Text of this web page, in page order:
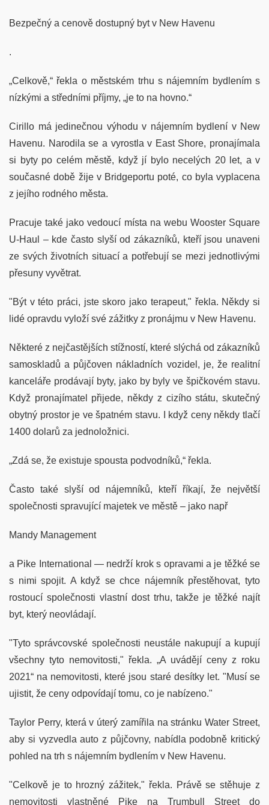
Bezpečný a cenově dostupný byt v New Havenu
.
„Celkově,“ řekla o městském trhu s nájemním bydlením s
nízkými a středními příjmy, „je to na hovno.“
Cirillo má jedinečnou výhodu v nájemním bydlení v New
Havenu. Narodila se a vyrostla v East Shore, pronajímala
si byty po celém městě, když jí bylo necelých 20 let, a v
současné době žije v Bridgeportu poté, co byla vyplacena
z jejího rodného města.
Pracuje také jako vedoucí místa na webu Wooster Square
U-Haul – kde často slyší od zákazníků, kteří jsou unaveni
ze svých životních situací a potřebují se mezi jednotlivými
přesuny vyvětrat.
"Být v této práci, jste skoro jako terapeut," řekla. Někdy si
lidé opravdu vyloží své zážitky z pronájmu v New Havenu.
Některé z nejčastějších stížností, které slýchá od zákazníků
samoskladů a půjčoven nákladních vozidel, je, že realitní
kanceláře prodávají byty, jako by byly ve špičkovém stavu.
Když pronajímatel přijede, někdy z cizího státu, skutečný
obytný prostor je ve špatném stavu. I když ceny někdy tlačí
1400 dolarů za jednoložnici.
„Zdá se, že existuje spousta podvodníků,“ řekla.
Často také slyší od nájemníků, kteří říkají, že největší
společnosti spravující majetek ve městě – jako např
Mandy Management
a Pike International — nedrží krok s opravami a je těžké se
s nimi spojit. A když se chce nájemník přestěhovat, tyto
rostoucí společnosti vlastní dost trhu, takže je těžké najít
byt, který neovládají.
"Tyto správcovské společnosti neustále nakupují a kupují
všechny tyto nemovitosti," řekla. „A uvádějí ceny z roku
2021“ na nemovitosti, které jsou staré desítky let. "Musí se
ujistit, že ceny odpovídají tomu, co je nabízeno."
Taylor Perry, která v úterý zamířila na stránku Water Street,
aby si vyzvedla auto z půjčovny, nabídla podobně kritický
pohled na trh s nájemním bydlením v New Havenu.
"Celkově je to hrozný zážitek," řekla. Právě se stěhuje z
nemovitosti vlastněné Pike na Trumbull Street do